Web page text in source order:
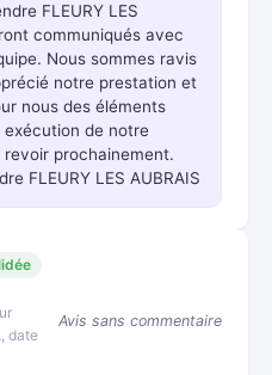
FLEURY LES
communiqués avec
Nous sommes ravis
notre prestation et
nous des éléments
de notre
revoir prochainement.
FLEURY LES AUBRAIS
, date
Avis sans commentaire